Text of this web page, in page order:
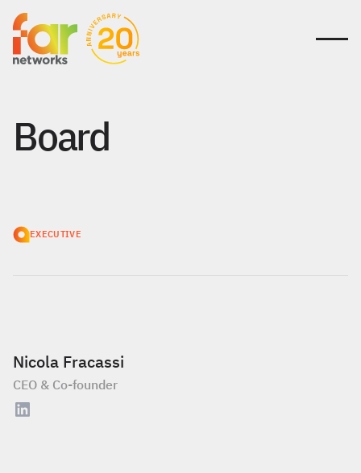
Board
EXECUTIVE
Nicola Fracassi
CEO & Co-founder